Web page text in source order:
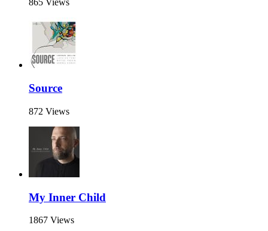
865 Views
Source
872 Views
My Inner Child
1867 Views